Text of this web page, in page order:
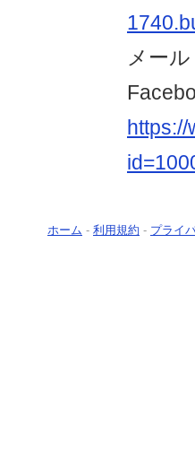
メー
ホーム - 利用規約 - プライ